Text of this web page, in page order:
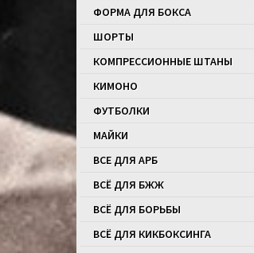
ФОРМА ДЛЯ БОКСА
ШОРТЫ
КОМПРЕССИОННЫЕ ШТАНЫ
КИМОНО
ФУТБОЛКИ
МАЙКИ
ВСЕ ДЛЯ АРБ
ВСЁ ДЛЯ БЖЖ
ВСЁ ДЛЯ БОРЬБЫ
ВСЁ ДЛЯ КИКБОКСИНГА